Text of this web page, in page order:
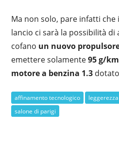
Ma non solo, pare infatti
lancio ci sarà la possibilità di
cofano un nuovo
emettere solamente95 g/km
motore a benzina 1.3
affinamento tecnologico leggerezza
salone di parigi